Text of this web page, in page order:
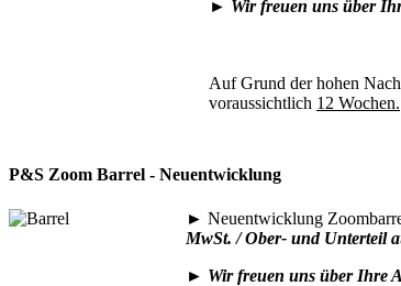
► Wir freuen uns über
Auf Grund der hohen
voraussichtlich 12 Wochen.
P&S Zoom Barrel - Neuentwicklung
► Neuentwicklung
MwSt. / Ober- und Unterteil
► Wir freuen uns über Ihre